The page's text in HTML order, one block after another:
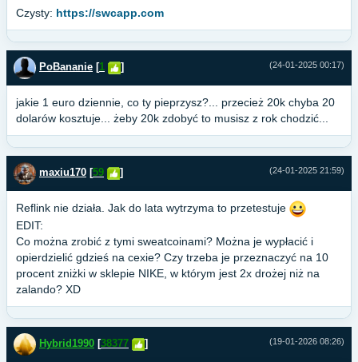
Czysty: https://swcapp.com
(24-01-2025 00:17)
PoBananie [1 ]
jakie 1 euro dziennie, co ty pieprzysz?... przecież 20k chyba 20
dolarów kosztuje... żeby 20k zdobyć to musisz z rok chodzić...
(24-01-2025 21:59)
maxiu170 [59 ]
Reflink nie działa. Jak do lata wytrzyma to przetestuje
EDIT:
Co można zrobić z tymi sweatcoinami? Można je wypłacić i
opierdzielić gdzieś na cexie? Czy trzeba je przeznaczyć na 10
procent zniżki w sklepie NIKE, w którym jest 2x drożej niż na
zalando? XD
(19-01-2026 08:26)
Hybrid1990 [38377 ]